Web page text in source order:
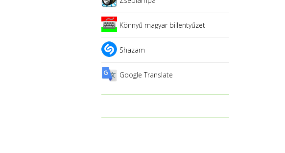
Könnyű magyar billentyűzet
Shazam
Google Translate